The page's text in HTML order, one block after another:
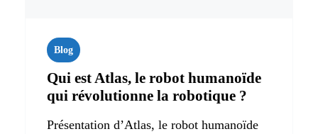
Blog
Qui est Atlas, le robot humanoïde
qui révolutionne la robotique ?
Présentation d’Atlas, le robot humanoïde